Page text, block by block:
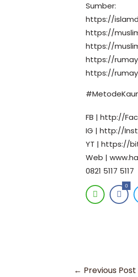
Sumber:
https://
https://
https://
https://
https://
FB | http://
IG | http://
YT | https://
Web |
0821 5117 5117
0
← Previous Post